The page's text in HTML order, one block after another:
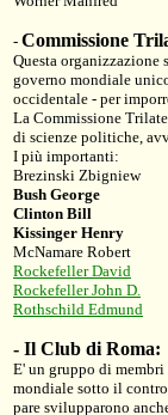
- Commissione
Questa
governo mondiale
occidentale - per
La Commissione
di scienze politiche,
I più importanti:
Brezinski Zbigniew
Bush George
Clinton Bill
Kissinger Henry
McNamare Robert
Rockefeller David
Rockefeller John D.
Rothschild Edmund
- Il Club di Roma:
E' un gruppo di
mondiale sotto il
pare svilupparono